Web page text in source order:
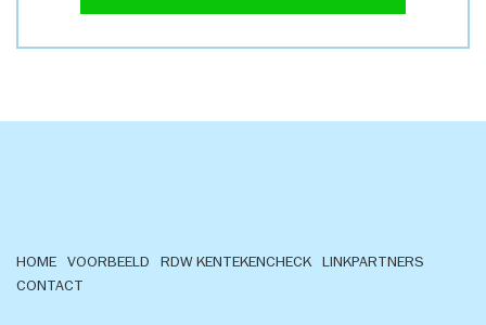
HOME VOORBEELD RDW KENTEKENCHECK
LINKPARTNERS
CONTACT